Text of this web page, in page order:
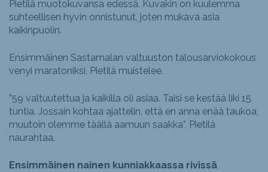
Pietilä muotokuvansa edessä. Kuvakin on kuulemma
suhteellisen hyvin onnistunut, joten mukava asia
kaikinpuolin.
Ensimmäinen Sastamalan valtuuston talousarviokokous
venyi maratoniksi, Pietilä muistelee.
”59 valtuutettua ja kaikilla oli asiaa. Taisi se kestää liki 15
tuntia. Jossain kohtaa ajattelin, että en anna enää taukoa,
muutoin olemme täällä aamuun saakka”, Pietilä
naurahtaa.
Ensimmäinen nainen kunniakkaassa rivissä